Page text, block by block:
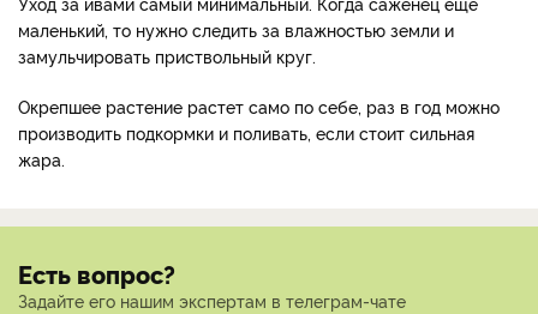
маленький, то нужно следить за влажностью земли и
замульчировать приствольный круг.
Окрепшее растение растет само по себе, раз в год можно
производить подкормки и поливать, если стоит сильная
жара.
Есть вопрос?
Задайте его нашим экспертам в телеграм-чате